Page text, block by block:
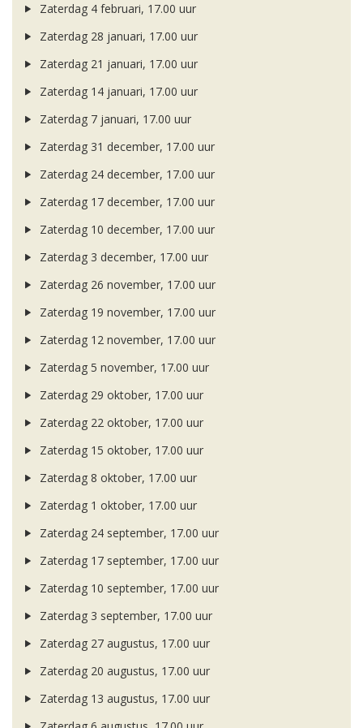
Zaterdag 4 februari, 17.00 uur
Zaterdag 28 januari, 17.00 uur
Zaterdag 21 januari, 17.00 uur
Zaterdag 14 januari, 17.00 uur
Zaterdag 7 januari, 17.00 uur
Zaterdag 31 december, 17.00 uur
Zaterdag 24 december, 17.00 uur
Zaterdag 17 december, 17.00 uur
Zaterdag 10 december, 17.00 uur
Zaterdag 3 december, 17.00 uur
Zaterdag 26 november, 17.00 uur
Zaterdag 19 november, 17.00 uur
Zaterdag 12 november, 17.00 uur
Zaterdag 5 november, 17.00 uur
Zaterdag 29 oktober, 17.00 uur
Zaterdag 22 oktober, 17.00 uur
Zaterdag 15 oktober, 17.00 uur
Zaterdag 8 oktober, 17.00 uur
Zaterdag 1 oktober, 17.00 uur
Zaterdag 24 september, 17.00 uur
Zaterdag 17 september, 17.00 uur
Zaterdag 10 september, 17.00 uur
Zaterdag 3 september, 17.00 uur
Zaterdag 27 augustus, 17.00 uur
Zaterdag 20 augustus, 17.00 uur
Zaterdag 13 augustus, 17.00 uur